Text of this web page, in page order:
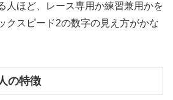
人ほど、レース専用か練習兼用かを
クスピード2の数字の見え方がかな
の特徴